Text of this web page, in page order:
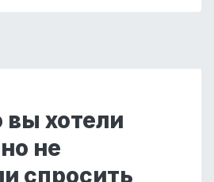
вы хотели
не
спросить